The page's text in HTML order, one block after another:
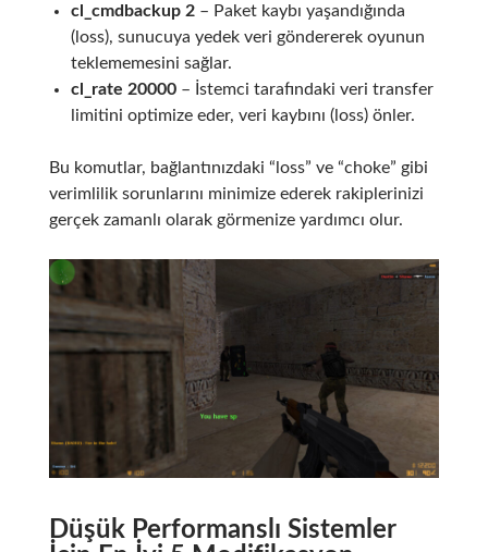
cl_cmdbackup 2– Paket kaybı yaşandığında
(loss), sunucuya yedek veri göndererek oyunun
teklememesini sağlar.
cl_rate 20000– İstemci tarafındaki veri transfer
limitini optimize eder, veri kaybını (loss) önler.
Bu komutlar, bağlantınızdaki “loss” ve “choke” gibi
verimlilik sorunlarını minimize ederek rakiplerinizi
gerçek zamanlı olarak görmenize yardımcı olur.
Düşük Performanslı Sistemler